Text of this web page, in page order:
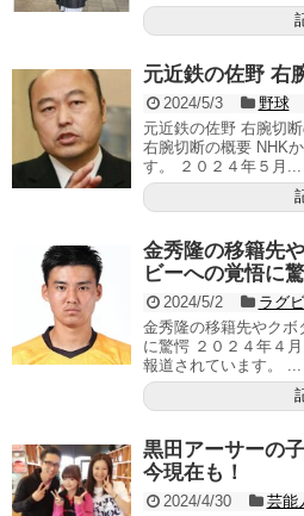
元近鉄の佐野 右
2024/5/3
野球
元近鉄の佐野 右腕切
右腕切断の概要 NHK
す。 ２０２４年５月...
金秀隆の移籍先
ビーへの覚悟に
2024/5/2
ラグ
金秀隆の移籍先やク
に驚愕 ２０２４年４
報道されています。 ...
黒田アーサーの
今現在も！
2024/4/30
芸能